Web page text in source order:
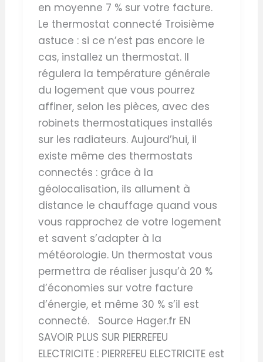
en moyenne 7 % sur votre facture.
Le thermostat connecté Troisième
astuce : si ce n’est pas encore le
cas, installez un thermostat. Il
régulera la température générale
du logement que vous pourrez
affiner, selon les pièces, avec des
robinets thermostatiques installés
sur les radiateurs. Aujourd’hui, il
existe même des thermostats
connectés : grâce à la
géolocalisation, ils allument à
distance le chauffage quand vous
vous rapprochez de votre logement
et savent s’adapter à la
météorologie. Un thermostat vous
permettra de réaliser jusqu’à 20 %
d’économies sur votre facture
d’énergie, et même 30 % s’il est
connecté. Source Hager.fr EN
SAVOIR PLUS SUR PIERREFEU
ELECTRICITE : PIERREFEU ELECTRICITE est